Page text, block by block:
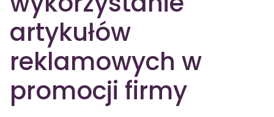
artykułów
reklamowych w
promocji firmy